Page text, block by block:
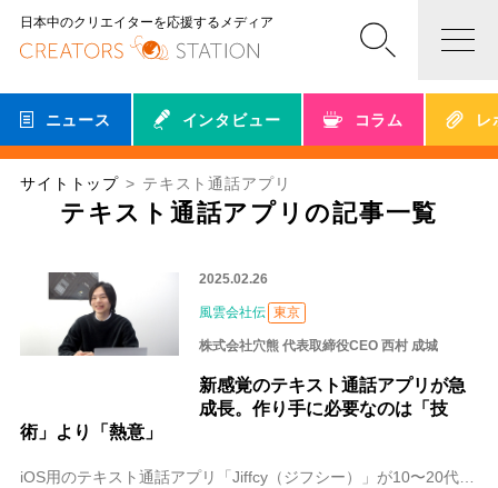
日本中のクリエイターを応援するメディア
ニュース インタビュー コラム レ
サイトトップ テキスト通話アプリ
テキスト通話アプリの記事一覧
2025.02.26
風雲会社伝 東京
株式会社穴熊 代表取締役CEO 西村 成城
新感覚のテキスト通話アプリが急
成長。作り手に必要なのは「技
術」より「熱意」
iOS用のテキスト通話アプリ「Jiffcy（ジフシー）」が10〜20代を中心にユーザーを拡大し続けています。開発・運営を行う東京の株式会社穴熊の代表取締役CEO